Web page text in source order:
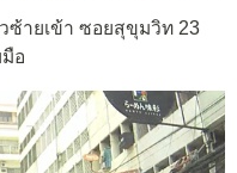
ซ้ายเข้า ซอยสุขุมวิท 23
อ